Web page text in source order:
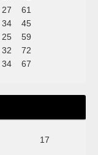
27
61
34
45
25
59
32
72
34 67
17